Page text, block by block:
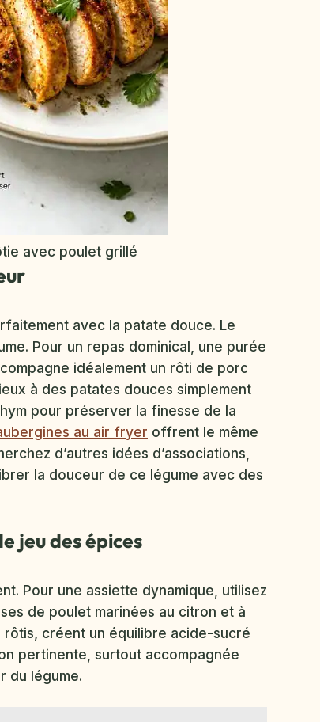
avec poulet grillé
avec la patate douce. Le
Pour un repas dominical, une purée
idéalement un rôti de porc
à des patates douces simplement
pour préserver la finesse de la
au air fryer offrent le même
d’autres idées d’associations,
la douceur de ce légume avec des
jeu des épices
Pour une assiette dynamique, utilisez
de poulet marinées au citron et à
créent un équilibre acide-sucré
pertinente, surtout accompagnée
du légume.